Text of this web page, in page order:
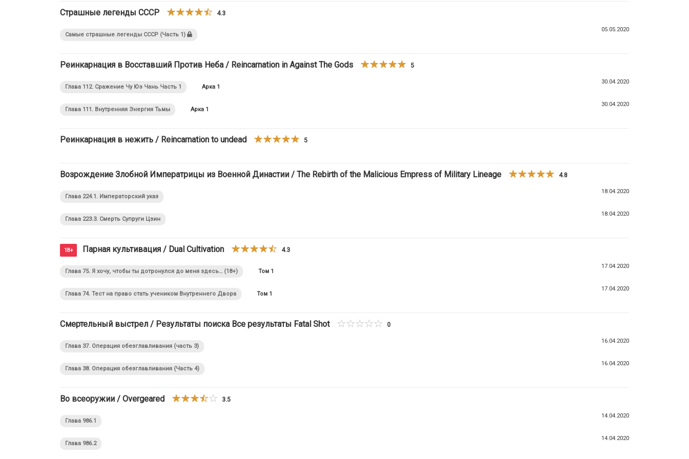
Страшные легенды СССР 4.3
Самые страшные легенды СССР (Часть 1)
05.05.2020
Реинкарнация в Восставший Против Неба / Reincarnation in Against The Gods 5
Глава 112. Сражение Чу Юэ Чань Часть 1 Арка 1
30.04.2020
Глава 111. Внутренняя Энергия Тьмы Арка 1
30.04.2020
Реинкарнация в нежить / Reincarnation to undead 5
Возрождение Злобной Императрицы из Военной Династии / The Rebirth of the Malicious Empress of Military Lineage 4.8
Глава 224.1. Императорский указ
18.04.2020
Глава 223.3. Смерть Супруги Цзин
18.04.2020
18+ Парная культивация / Dual Cultivation 4.3
Глава 75. Я хочу, чтобы ты дотронулся до меня здесь… (18+) Том 1
17.04.2020
Глава 74. Тест на право стать учеником Внутреннего Двора Том 1
17.04.2020
Смертельный выстрел / Результаты поиска Все результаты Fatal Shot 0
Глава 37. Операция обезглавливания (часть 3)
16.04.2020
Глава 38. Операция обезглавливания (Часть 4)
16.04.2020
Во всеоружии / Overgeared 3.5
Глава 986.1
14.04.2020
Глава 986.2
14.04.2020